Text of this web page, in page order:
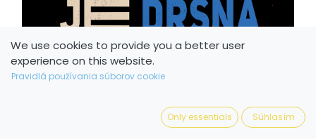
We use cookies to provide you a better user
experience on this website.
Pravidlá používania súborov cookie
Only essentials Súhlasím